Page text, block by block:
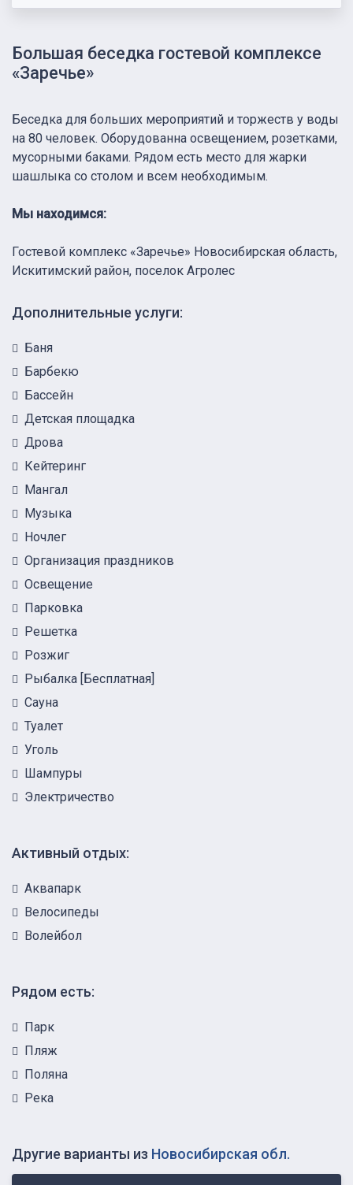
Большая беседка гостевой комплексе
«Заречье»
Беседка для больших мероприятий и торжеств у воды
на 80 человек. Оборудованна освещением, розетками,
мусорными баками. Рядом есть место для жарки
шашлыка со столом и всем необходимым.
Мы находимся:
Гостевой комплекс «Заречье» Новосибирская область,
Искитимский район, поселок Агролес
Дополнительные услуги:
Баня
Барбекю
Бассейн
Детская площадка
Дрова
Кейтеринг
Мангал
Музыка
Ночлег
Организация праздников
Освещение
Парковка
Решетка
Розжиг
Рыбалка [Бесплатная]
Сауна
Туалет
Уголь
Шампуры
Электричество
Активный отдых:
Аквапарк
Велосипеды
Волейбол
Рядом есть:
Парк
Пляж
Поляна
Река
Другие варианты из Новосибирская обл.